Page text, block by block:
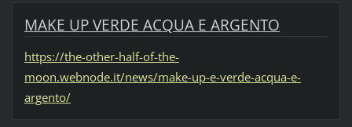
MAKE UP VERDE ACQUA E ARGENTO
https://the-other-half-of-the-
moon.webnode.it/news/make-up-e-verde-acqua-e-
argento/